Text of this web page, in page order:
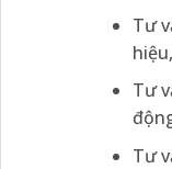
Tư
Tư
Tư